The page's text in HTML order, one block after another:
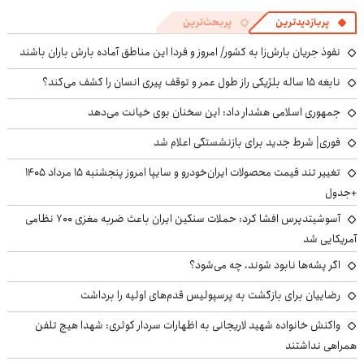
پربازدیدترین پربحث‌ترین
نفوذ جریان بارش‌زا به کشور/ امروز و فردا این مناطق آماده بارش باران باشند
نابغه ۱۵ ساله بلژیکی راز طول عمر و توقف پیری انسان را کشف می‌کند؟
جمهوری اسلامی هشدار داد: این سخنان بوی خیانت می‌دهد
فوری| شرط جدید برای بازنشستگی اعلام شد
تغییر تند قیمت محصولات ایران‌خودرو و سایپا امروز پنجشنبه ۱۵ مرداد ۱۴۰۵
+جدول
آسوشیتدپرس افشا کرد: حملات سنگین ایران باعث ضربه مغزی ۷۰۰ نظامی
آمریکایی شد
اگر پشه‌ها نابود شوند، چه می‌شود؟
رضاییان برای بازگشت به پرسپولیس قدم‌های اولیه را برداشت
واکنش خانواده شهید لاریجانی به اظهارات سردار کوثری: شهدا هیچ تلفن
همراهی نداشتند